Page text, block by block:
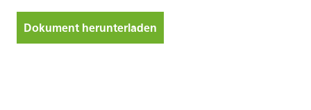
Dokument herunterladen